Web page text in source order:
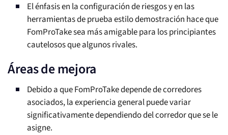
El énfasis en la configuración de riesgos y en las
herramientas de prueba estilo demostración hace que
FomProTake sea más amigable para los principiantes
cautelosos que algunos rivales.
Áreas de mejora
Debido a que FomProTake depende de corredores
asociados, la experiencia general puede variar
significativamente dependiendo del corredor que se le
asigne.